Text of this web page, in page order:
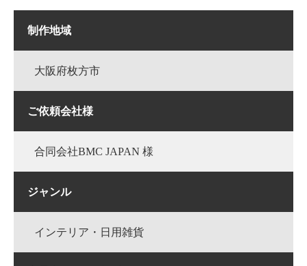
制作地域
大阪府枚方市
ご依頼会社様
合同会社BMC JAPAN 様
ジャンル
インテリア・日用雑貨